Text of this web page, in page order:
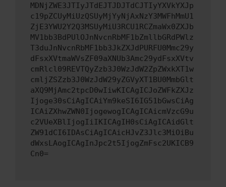
MDNjZWE3JTIyJTdEJTJDJTdCJTIyYXVkYXJp
c19pZCUyMiUzQSUyMjYyNjAxNzY3MWFhMmU1
ZjE3YWU2Y2Q3MSUyMiU3RCU1RCZmaWx0ZXJb
MV1bb3BdPUlOJnNvcnRbMF1bZmllbGRdPWlz
T3duJnNvcnRbMF1bb3JkZXJdPURFU0Mmc29y
dFsxXVtmaWVsZF09aXNUb3Amc29ydFsxXVtv
cmRlcl09REVTQyZzb3J0WzJdW2ZpZWxkXT1w
cmljZSZzb3J0WzJdW29yZGVyXT1BU0MmbGlt
aXQ9MjAmc2tpcD0wIiwKICAgICJoZWFkZXJz
Ijoge30sCiAgICAiYm9keSI6IG51bGwsCiAg
ICAiZXhwZWN0IjogewogICAgICAicmVzcG9u
c2VUeXBlIjogIiIKICAgIH0sCiAgICAidGlt
ZW91dCI6IDAsCiAgICAicHJvZ3Jlc3MiOiBu
dWxsLAogICAgInJpc2t5IjogZmFsc2UKICB9
Cn0=